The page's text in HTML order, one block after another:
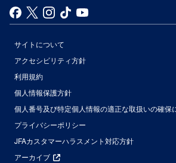
サイトについて
アクセシビリティ方針
利用規約
個人情報保護方針
個人番号及び特定個人情報の適正な取扱いの確保
プライバシーポリシー
JFAカスタマーハラスメント対応方針
アーカイブ